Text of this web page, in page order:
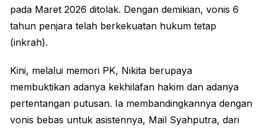
pada Maret 2026 ditolak. Dengan demikian, vonis 6
tahun penjara telah berkekuatan hukum tetap
(inkrah).
Kini, melalui memori PK, Nikita berupaya
membuktikan adanya kekhilafan hakim dan adanya
pertentangan putusan. Ia membandingkannya dengan
vonis bebas untuk asistennya, Mail Syahputra, dari